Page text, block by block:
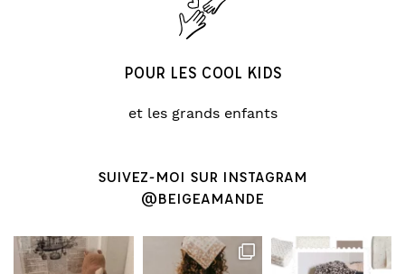
POUR LES COOL KIDS
et les grands enfants
SUIVEZ-MOI SUR INSTAGRAM
@BEIGEAMANDE